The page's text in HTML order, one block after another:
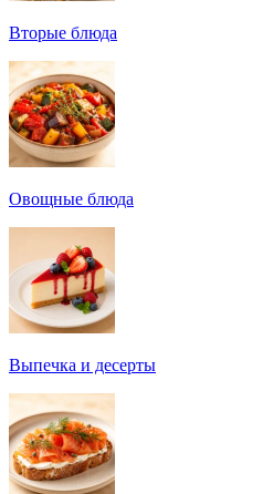
Вторые блюда
Овощные блюда
Выпечка и десерты